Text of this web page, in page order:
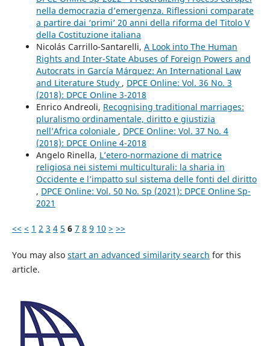
nella democrazia d’emergenza. Riflessioni comparate
a partire dai ‘primi’ 20 anni della riforma del Titolo V
della Costituzione italiana
Nicolás Carrillo-Santarelli, A Look into The Human
Rights and Inter-State Abuses of Foreign Powers and
Autocrats in García Márquez: An International Law
and Literature Study , DPCE Online: Vol. 36 No. 3
(2018): DPCE Online 3-2018
Enrico Andreoli, Recognising traditional marriages:
pluralismo ordinamentale, diritto e giustizia
nell’Africa coloniale , DPCE Online: Vol. 37 No. 4
(2018): DPCE Online 4-2018
Angelo Rinella, L’etero-normazione di matrice
religiosa nei sistemi multiculturali: la sharia in
Occidente e l’impatto sul sistema delle fonti del diritto
, DPCE Online: Vol. 50 No. Sp (2021): DPCE Online Sp-
2021
<< < 1 2 3 4 5 6 7 8 9 10 > >>
You may also start an advanced similarity search for this
article.